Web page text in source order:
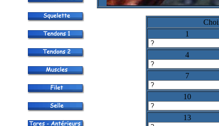
1
4
7
10
13